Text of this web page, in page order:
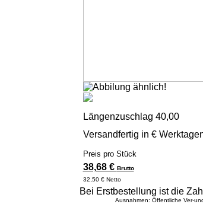
Längenzuschlag 40,00
Versandfertig in €
Preis pro Stück
38,68 € Brutto
32,50 € Netto
Bei Erstbestellung ist die
Ausnahmen: Öffentliche Ver-